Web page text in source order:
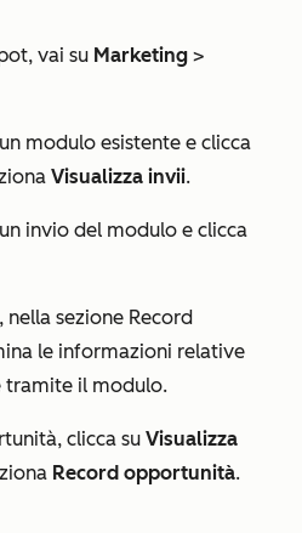
vai su Marketing >
modulo esistente e clicca
Visualizza invii.
invio del modulo e clicca
nella sezione Record
le informazioni relative
il modulo.
clicca su Visualizza
Record opportunità.